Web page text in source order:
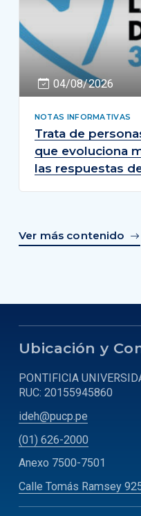
04/08/2026
NOTAS INFORMATIVAS
Trata de
que evoluciona
las respuestas
Ver más contenido
Ubicación y
PONTIFICIA
RUC: 20155945860
ideh@pucp.pe
(01) 626-2000
Anexo 7500-7501
Calle Tomás Ramsey